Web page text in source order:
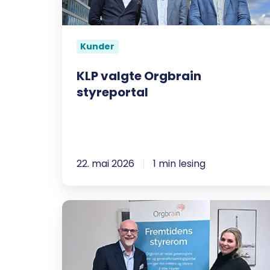
Kunder
KLP valgte Orgbrain
styreportal
22. mai 2026 1 min lesing
Orgbrain
salgsteamet